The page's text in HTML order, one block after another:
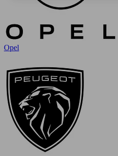
Opel